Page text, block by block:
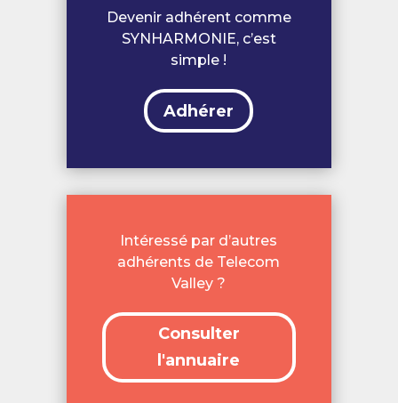
Devenir adhérent comme
SYNHARMONIE, c’est
simple !
Adhérer
Intéressé par d’autres
adhérents de Telecom
Valley ?
Consulter
l'annuaire